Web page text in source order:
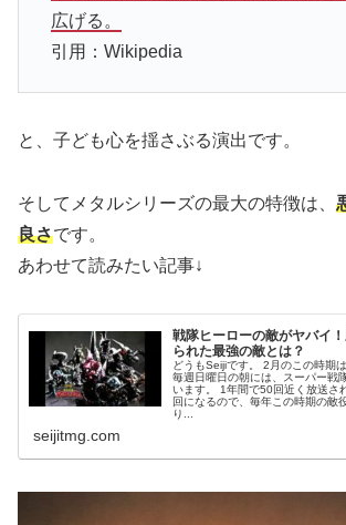
広げる。
引用：Wikipedia
と、子ども心を揺さぶる演出です。
そしてメタルシリーズの最大の特徴は、
良さです。
あわせて読みたい記事↓
戦隊ヒーローの敵がヤバイ
られた最強の敵とは？
どうもSeijiです。 2月のこの時期
毎週日曜日の朝には、スーパー戦
います。 1年間で50回近く放送さ
回になるので、毎年この時期の敵
り...
seijitmg.com